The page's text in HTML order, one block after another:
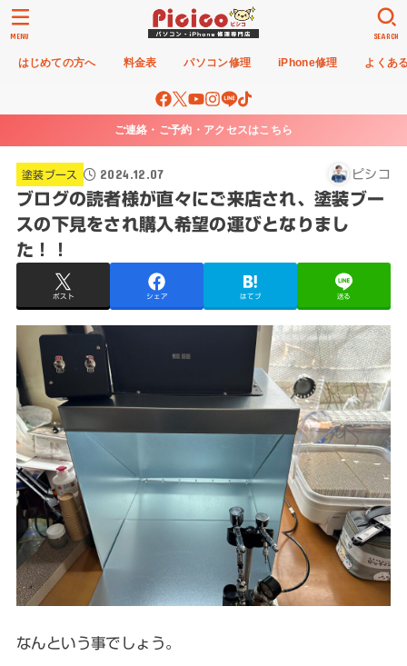
はじめての方へ 料金表 パソコン修理 iPhone修理 よくあ
SEARCH
MENU
ご連絡・ご予約・アクセスはこちら
塗装ブース 2024.12.07 ピシコ
ブログの読者様が直々にご来店され、塗装ブー
スの下見をされ購入希望の運びとなりまし
た！！
ポスト シェア はてブ 送る
なんという事でしょう。